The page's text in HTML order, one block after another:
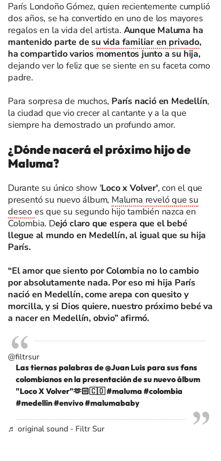
París Londoño Gómez, quien recientemente cumplió
dos años, se ha convertido en uno de los mayores
regalos en la vida del artista. Aunque Maluma ha
mantenido parte de su vida familiar en privado,
ha compartido varios momentos junto a su hija,
dejando ver lo feliz que se siente en su faceta como
padre.
Para sorpresa de muchos, París nació en Medellín,
la ciudad que vio crecer al cantante y a la que
siempre ha demostrado un profundo amor.
¿Dónde nacerá el próximo hijo de
Maluma?
Durante su único show 'Loco x Volver', con el que
presentó su nuevo álbum, Maluma reveló que su
deseo es que su segundo hijo también nazca en
Colombia. Dejó claro que espera que el bebé
llegue al mundo en Medellín, al igual que su hija
París.
“El amor que siento por Colombia no lo cambio
por absolutamente nada. Por eso mi hija París
nació en Medellín, come arepa con quesito y
morcilla, y si Dios quiere, nuestro próximo bebé va
a nacer en Medellín, obvio” afirmó.
@filtrsur
Las tiernas palabras de @Juan Luis para sus fans
colombianos en la presentación de su nuevo álbum
"Loco X Volver"🫶🏻🇨🇴#maluma #colombia
#medellin#envivo#malumababy
♬ original sound - Filtr Sur